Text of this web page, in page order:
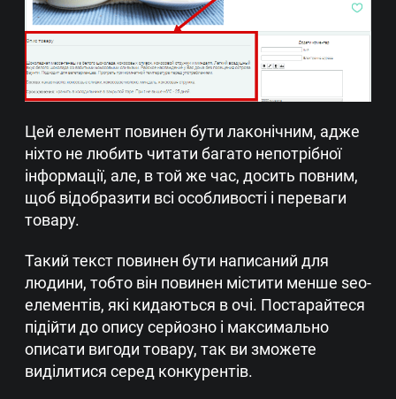
Цей елемент повинен бути лаконічним, адже
ніхто не любить читати багато непотрібної
інформації, але, в той же час, досить повним,
щоб відобразити всі особливості і переваги
товару.
Такий текст повинен бути написаний для
людини, тобто він повинен містити менше seo-
елементів, які кидаються в очі. Постарайтеся
підійти до опису серйозно і максимально
описати вигоди товару, так ви зможете
виділитися серед конкурентів.